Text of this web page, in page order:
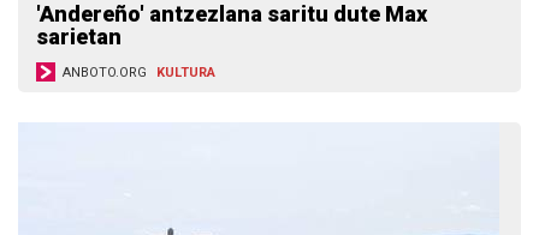
'Andereño' antzezlana saritu dute Max
sarietan
ANBOTO.ORG KULTURA